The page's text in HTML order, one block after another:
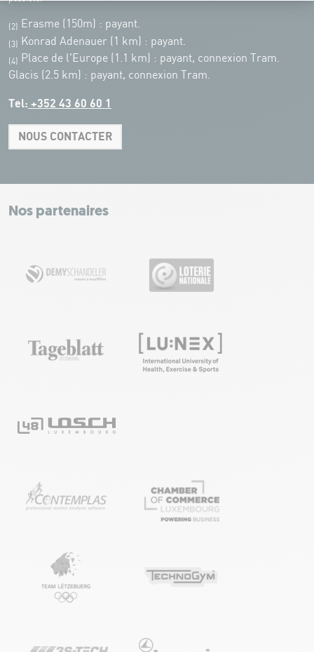
(2) Erasme (150m) : payant.
(3) Konrad Adenauer (1 km) : payant.
(4)
Place de l'Europe (1.1 km) : payant, connexion Tram.
Glacis (2.5 km) : payant, connexion Tram.
Tel: +352 43 60 60 1
NOUS CONTACTER
+
−
Leaflet|Map tiles by Carto, under CC BY 3.0. Data by OpenStreetMap, under
Nos partenaires